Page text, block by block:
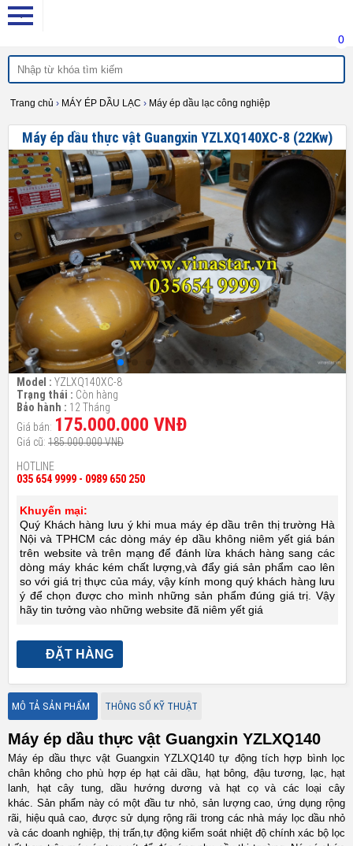
0
Trang chủ › MÁY ÉP DẦU LẠC › Máy ép dầu lạc công nghiệp
Máy ép dầu thực vật Guangxin YZLXQ140XC-8 (22Kw)
Model : YZLXQ140XC-8
Trạng thái : Còn hàng
Bảo hành : 12 Tháng
Giá bán: 175.000.000 VNĐ
Giá cũ: 185.000.000 VNĐ
HOTLINE
035 654 9999 - 0989 650 250
Khuyến mại:
Quý Khách hàng lưu ý khi mua máy ép dầu trên thị trường Hà
Nội và TPHCM các dòng máy ép dầu không niêm yết giá bán
trên website và trên mạng để đánh lừa khách hàng sang các
dòng máy khác kém chất lượng,và đẩy giá sản phẩm cao lên
so với giá trị thực của máy, vậy kính mong quý khách hàng lưu
ý để chọn được cho mình những sản phẩm đúng giá trị. Vậy
hãy tin tưởng vào những website đã niêm yết giá
ĐẶT HÀNG
MÔ TẢ SẢN PHẨM THÔNG SỐ KỸ THUẬT
Máy ép dầu thực vật Guangxin YZLXQ140
Máy ép dầu thực vật Guangxin YZLXQ140 tự động tích hợp bình lọc
chân không cho phù hợp ép hạt cải dầu, hạt bông, đậu tương, lạc, hạt
lanh, hạt cây tung, dầu hướng dương và hạt cọ và các loại cây
khác. Sản phẩm này có một đầu tư nhỏ, sản lượng cao, ứng dụng rộng
rãi, hiệu quả cao, được sử dụng rộng rãi trong các nhà máy lọc dầu nhỏ
và các doanh nghiệp, thị trấn, tự động kiểm soát nhiệt độ chính xác bộ lọc